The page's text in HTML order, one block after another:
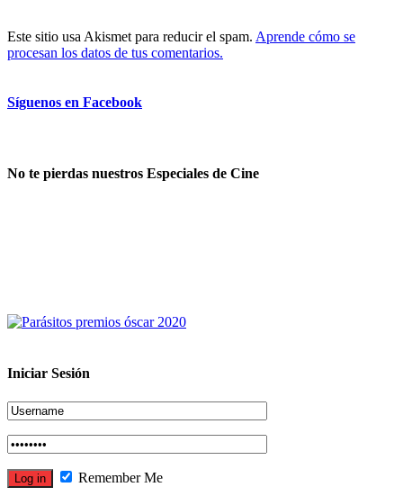
Este sitio usa Akismet para reducir el spam. Aprende cómo se
procesan los datos de tus comentarios.
Síguenos en Facebook
No te pierdas nuestros Especiales de Cine
Iniciar Sesión
Remember Me